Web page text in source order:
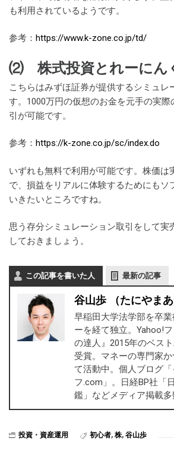
も利用されているようです。
参考： https://www.k-zone.co.jp/td/
⑵ 株式投資とれーにん
こちらはみずほ証券が提供するシミュレ
す。1000万円の仮想のお金を元手の実際
引が可能です。
参考： https://k-zone.co.jp/sc/index.do
いずれも無料で利用が可能です。株価は
で、損益をリアルに体験するためにもソ
いきたいところですね。
思う存分シミュレーション取引をして実
しておきましょう。
この記事を書いた人 最新の記事
谷山歩 （たにやまあ
早稲田大学法学部を卒
ーを経て独立。Yahoo!
の達人』2015年のベス
受賞。マネーの専門家
て活動中。個人ブログ
フ.com」。日経BP社「
鑑」などメディア掲載多
投資・資産運用 初心者, 株, 谷山歩